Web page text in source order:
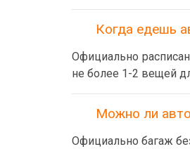
Когда едешь
Официально
не более 1-2 вещей
Можно ли
Официально багаж